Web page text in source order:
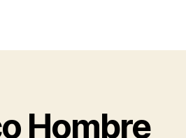
Hombre